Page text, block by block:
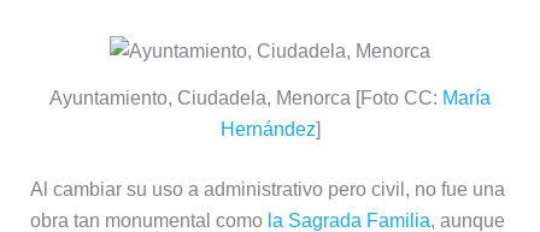
Ayuntamiento, Ciudadela, Menorca [Foto CC: María
Hernández]
Al cambiar su uso a administrativo pero civil, no fue una
obra tan monumental como la Sagrada Familia, aunque